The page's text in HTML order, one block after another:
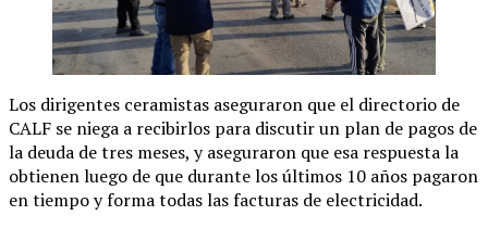
Los dirigentes ceramistas aseguraron que el directorio de
CALF se niega a recibirlos para discutir un plan de pagos de
la deuda de tres meses, y aseguraron que esa respuesta la
obtienen luego de que durante los últimos 10 años pagaron
en tiempo y forma todas las facturas de electricidad.